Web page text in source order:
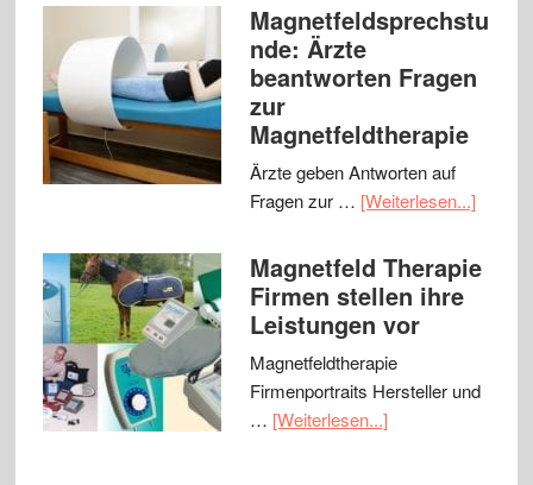
Magnetfeldsprechstu
nde: Ärzte
beantworten Fragen
zur
Magnetfeldtherapie
Ärzte geben Antworten auf
Fragen zur … [Weiterlesen...]
Magnetfeld Therapie
Firmen stellen ihre
Leistungen vor
Magnetfeldtherapie
Firmenportraits Hersteller und
… [Weiterlesen...]